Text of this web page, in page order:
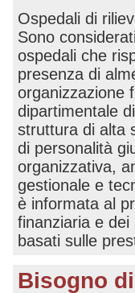
Ospedali di
Sono
ospedali che
presenza di
organizzazione
dipartimentale
struttura di alta
di personalità
organizzativa,
gestionale e
è informata al
finanziaria e
basati sulle
Bisogno